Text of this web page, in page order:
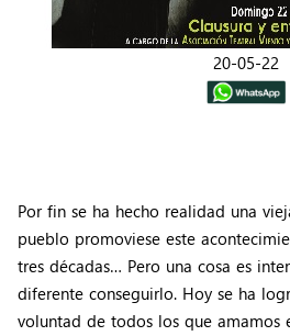
20-05-22
Por fin se ha hecho realidad una
pueblo promoviese este
tres décadas… Pero una cosa es
diferente conseguirlo. Hoy se ha
voluntad de todos los que amamos